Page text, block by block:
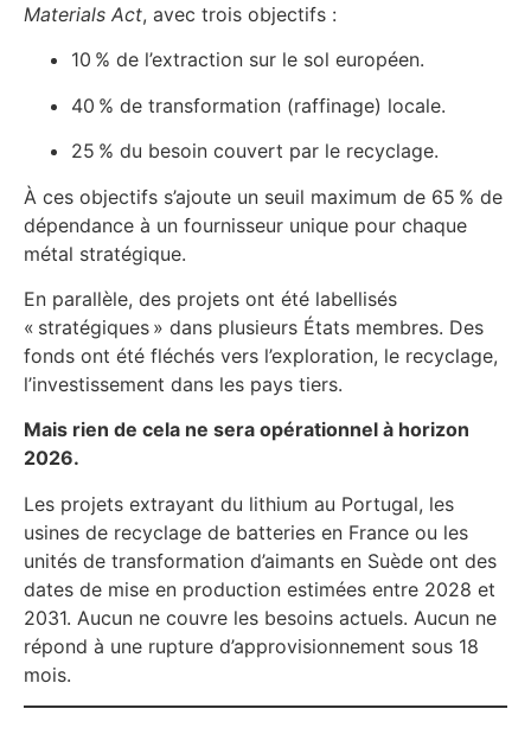
Materials Act, avec trois objectifs :
10 % de l’extraction sur le sol européen.
40 % de transformation (raffinage) locale.
25 % du besoin couvert par le recyclage.
À ces objectifs s’ajoute un seuil maximum de 65 % de
dépendance à un fournisseur unique pour chaque
métal stratégique.
En parallèle, des projets ont été labellisés
« stratégiques » dans plusieurs États membres. Des
fonds ont été fléchés vers l’exploration, le recyclage,
l’investissement dans les pays tiers.
Mais rien de cela ne sera opérationnel à horizon
2026.
Les projets extrayant du lithium au Portugal, les
usines de recyclage de batteries en France ou les
unités de transformation d’aimants en Suède ont des
dates de mise en production estimées entre 2028 et
2031. Aucun ne couvre les besoins actuels. Aucun ne
répond à une rupture d’approvisionnement sous 18
mois.